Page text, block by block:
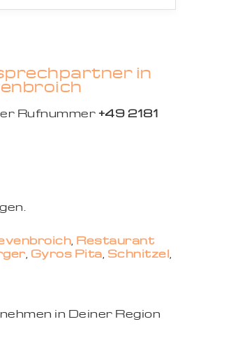
in
Rufnummer +49 2181
, Restaurant
, Gyros Pita, Schnitzel,
in Deiner Region